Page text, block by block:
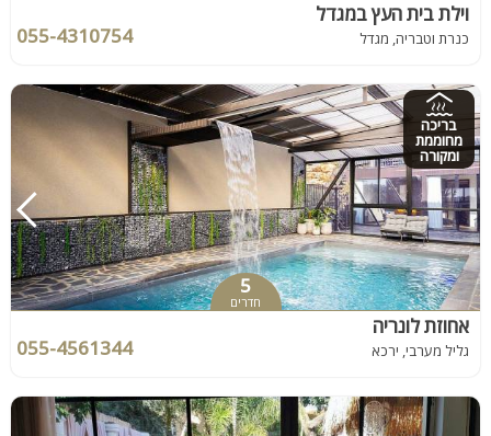
וילת בית העץ במגדל
כנרת וטבריה, מגדל 055-4310754
בריכה
מחוממת
ומקורה
5
חדרים
אחוזת לונריה
גליל מערבי, ירכא 055-4561344